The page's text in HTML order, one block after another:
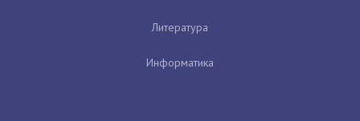
Литература
Информатика